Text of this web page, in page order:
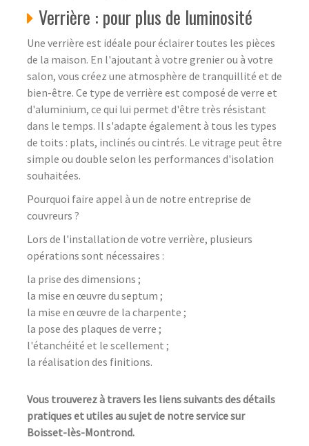
Verrière : pour plus de luminosité
Une verrière est idéale pour éclairer toutes les pièces
de la maison. En l'ajoutant à votre grenier ou à votre
salon, vous créez une atmosphère de tranquillité et de
bien-être. Ce type de verrière est composé de verre et
d'aluminium, ce qui lui permet d'être très résistant
dans le temps. Il s'adapte également à tous les types
de toits : plats, inclinés ou cintrés. Le vitrage peut être
simple ou double selon les performances d'isolation
souhaitées.
Pourquoi faire appel à un de notre entreprise de
couvreurs ?
Lors de l'installation de votre verrière, plusieurs
opérations sont nécessaires :
la prise des dimensions ;
la mise en œuvre du septum ;
la mise en œuvre de la charpente ;
la pose des plaques de verre ;
l'étanchéité et le scellement ;
la réalisation des finitions.
Vous trouverez à travers les liens suivants des détails
pratiques et utiles au sujet de notre service sur
Boisset-lès-Montrond.